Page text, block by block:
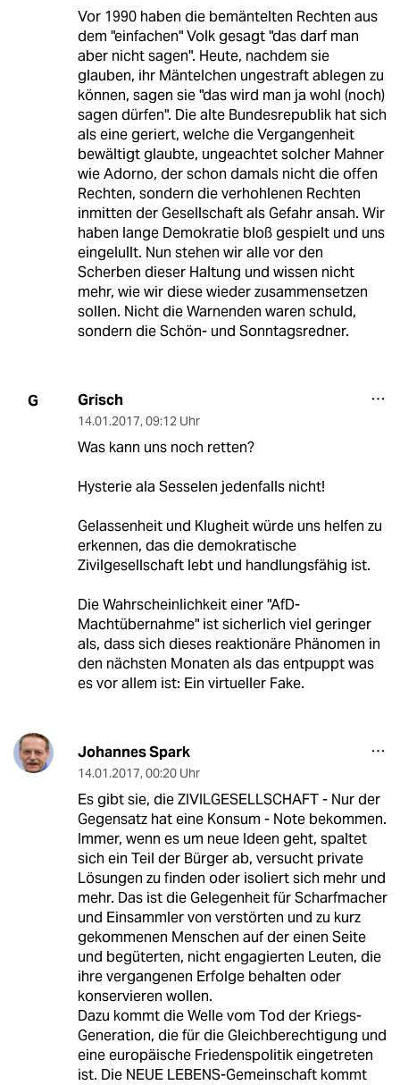
Vor 1990 haben die bemäntelten Rechten aus
dem "einfachen" Volk gesagt "das darf man
aber nicht sagen". Heute, nachdem sie
glauben, ihr Mäntelchen ungestraft ablegen zu
können, sagen sie "das wird man ja wohl (noch)
sagen dürfen". Die alte Bundesrepublik hat sich
als eine geriert, welche die Vergangenheit
bewältigt glaubte, ungeachtet solcher Mahner
wie Adorno, der schon damals nicht die offen
Rechten, sondern die verhohlenen Rechten
inmitten der Gesellschaft als Gefahr ansah. Wir
haben lange Demokratie bloß gespielt und uns
eingelullt. Nun stehen wir alle vor den
Scherben dieser Haltung und wissen nicht
mehr, wie wir diese wieder zusammensetzen
sollen. Nicht die Warnenden waren schuld,
sondern die Schön- und Sonntagsredner.
G Grisch
14.01.2017, 09:12 Uhr
Was kann uns noch retten?
Hysterie ala Sesselen jedenfalls nicht!
Gelassenheit und Klugheit würde uns helfen zu
erkennen, das die demokratische
Zivilgesellschaft lebt und handlungsfähig ist.
Die Wahrscheinlichkeit einer "AfD-
Machtübernahme" ist sicherlich viel geringer
als, dass sich dieses reaktionäre Phänomen in
den nächsten Monaten als das entpuppt was
es vor allem ist: Ein virtueller Fake.
Johannes Spark
14.01.2017, 00:20 Uhr
Es gibt sie, die ZIVILGESELLSCHAFT - Nur der
Gegensatz hat eine Konsum - Note bekommen.
Immer, wenn es um neue Ideen geht, spaltet
sich ein Teil der Bürger ab, versucht private
Lösungen zu finden oder isoliert sich mehr und
mehr. Das ist die Gelegenheit für Scharfmacher
und Einsammler von verstörten und zu kurz
gekommenen Menschen auf der einen Seite
und begüterten, nicht engagierten Leuten, die
ihre vergangenen Erfolge behalten oder
konservieren wollen.
Dazu kommt die Welle vom Tod der Kriegs-
Generation, die für die Gleichberechtigung und
eine europäische Friedenspolitik eingetreten
ist. Die NEUE LEBENS-Gemeinschaft kommt